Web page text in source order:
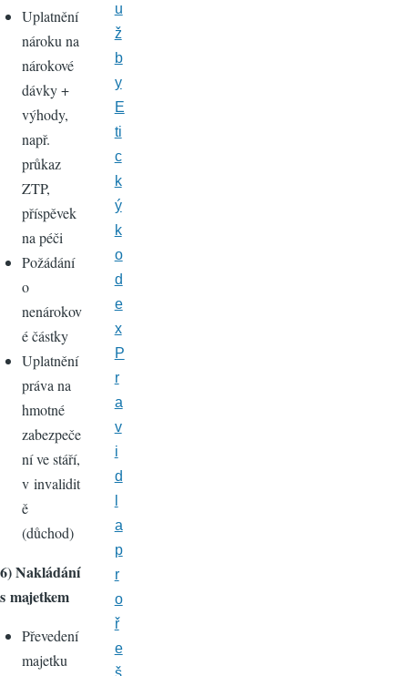
Uplatnění
nároku na
nárokové
dávky +
výhody,
např.
průkaz
ZTP,
příspěvek
na péči
Požádání
o
nenárokov
é částky
Uplatnění
práva na
hmotné
zabezpeče
ní ve stáří,
v invalidit
ě
(důchod)
6) Nakládání
s majetkem
Převedení
majetku
u
ž
b
y
E
ti
c
k
ý
k
o
d
e
x
P
r
a
v
i
d
a
p
r
o
ř
e
š